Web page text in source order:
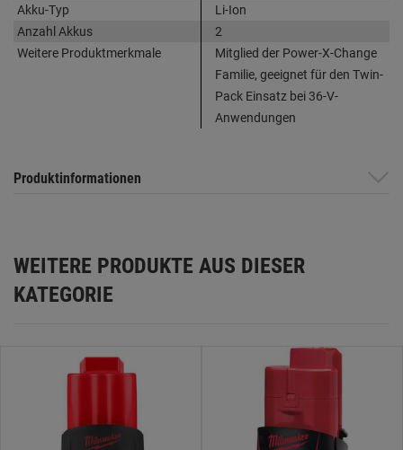
Akku-Typ
Li-Ion
Anzahl Akkus
2
Weitere Produktmerkmale
Mitglied der Power-X-Change
Familie, geeignet für den Twin-
Pack Einsatz bei 36-V-
Anwendungen
Produktinformationen
WEITERE PRODUKTE AUS DIESER
KATEGORIE